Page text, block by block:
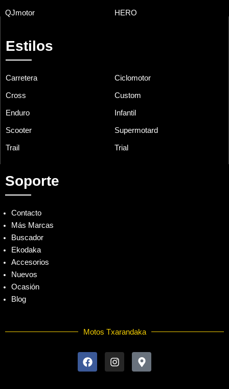
QJmotor HERO
Estilos
Carretera Ciclomotor
Cross Custom
Enduro Infantil
Scooter Supermotard
Trail Trial
Soporte
Contacto
Más Marcas
Buscador
Ekodaka
Accesorios
Nuevos
Ocasión
Blog
Motos Txarandaka
a
c
n
s
a
p